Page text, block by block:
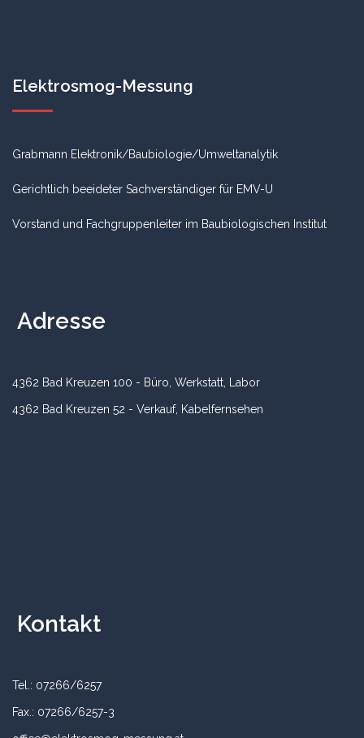
Elektrosmog-Messung
Grabmann Elektronik/Baubiologie/Umweltanalytik
Gerichtlich beeideter Sachverständiger für EMV-U
Vorstand und Fachgruppenleiter im Baubiologischen Institut
Adresse
4362 Bad Kreuzen 100 - Büro, Werkstatt, Labor
4362 Bad Kreuzen 52 - Verkauf, Kabelfernsehen
Kontakt
Tel.: 07266/6257
Fax.: 07266/6257-3